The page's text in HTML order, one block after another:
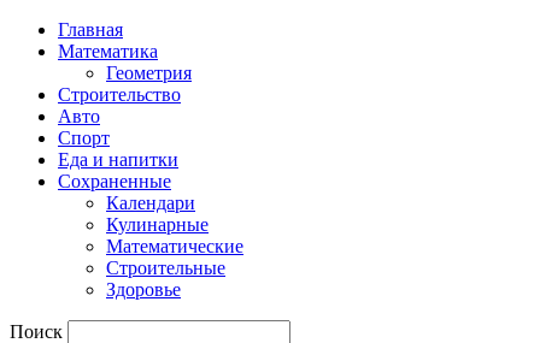
Главная
Математика
Геометрия
Строительство
Авто
Спорт
Еда и напитки
Сохраненные
Календари
Кулинарные
Математические
Строительные
Здоровье
Поиск